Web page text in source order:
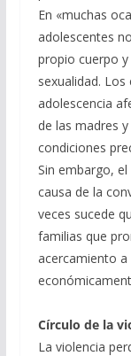
En «muchas
adolescentes
propio cuerpo
sexualidad.
adolescencia
de las madres
condiciones
Sin embargo,
causa de la
veces sucede
familias que
acercamiento a
Círculo de la
La violencia